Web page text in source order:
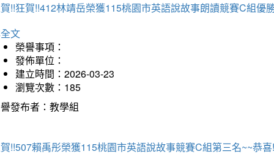
!!狂賀!!412林靖岳榮獲115桃園市英語說故事朗讀競賽C組優
文
榮譽事項：
發佈單位：
建立時間：2026-03-23
瀏覽次數：185
發布者：教學組
!!507賴禹彤榮獲115桃園市英語說故事競賽C組第三名~~恭喜